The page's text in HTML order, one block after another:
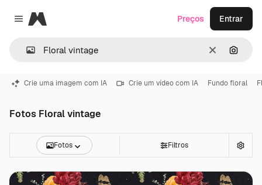
Close menu
Magnific
Limpar
Preços Entrar
Crie uma imagem com IA Crie um vídeo com IA Fundo floral
Fotos Floral vintage
Fotos Filtros